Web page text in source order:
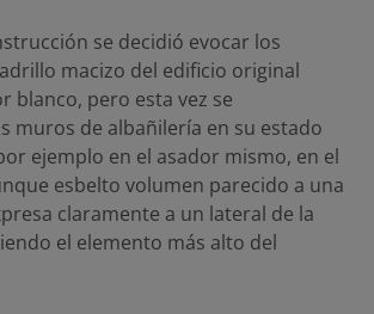
se decidió evocar los
macizo del edificio original
blanco, pero esta vez se
muros de albañilería en su estado
ejemplo en el asador mismo, en el
esbelto volumen parecido a una
claramente a un lateral de la
el elemento más alto del